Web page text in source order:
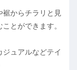
裾からチラリと見
とができます。
ジュアルなどテイ